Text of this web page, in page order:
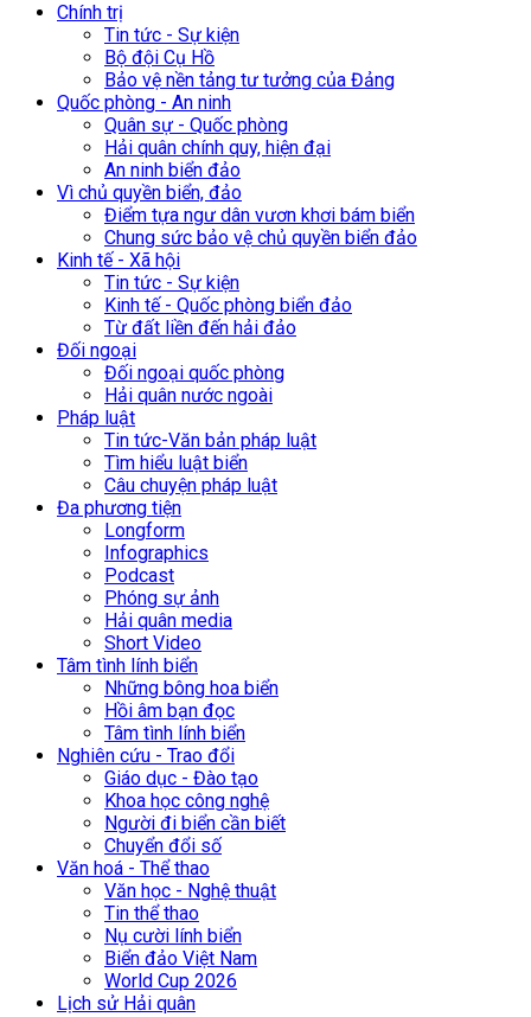
Chính trị
Tin tức - Sự kiện
Bộ đội Cụ Hồ
Bảo vệ nền tảng tư tưởng của Đảng
Quốc phòng - An ninh
Quân sự - Quốc phòng
Hải quân chính quy, hiện đại
An ninh biển đảo
Vì chủ quyền biển, đảo
Điểm tựa ngư dân vươn khơi bám biển
Chung sức bảo vệ chủ quyền biển đảo
Kinh tế - Xã hội
Tin tức - Sự kiện
Kinh tế - Quốc phòng biển đảo
Từ đất liền đến hải đảo
Đối ngoại
Đối ngoại quốc phòng
Hải quân nước ngoài
Pháp luật
Tin tức-Văn bản pháp luật
Tìm hiểu luật biển
Câu chuyện pháp luật
Đa phương tiện
Longform
Infographics
Podcast
Phóng sự ảnh
Hải quân media
Short Video
Tâm tình lính biển
Những bông hoa biển
Hồi âm bạn đọc
Tâm tình lính biển
Nghiên cứu - Trao đổi
Giáo dục - Đào tạo
Khoa học công nghệ
Người đi biển cần biết
Chuyển đổi số
Văn hoá - Thể thao
Văn học - Nghệ thuật
Tin thể thao
Nụ cười lính biển
Biển đảo Việt Nam
World Cup 2026
Lịch sử Hải quân